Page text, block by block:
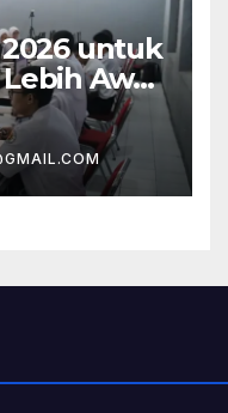
untuk
Awal,